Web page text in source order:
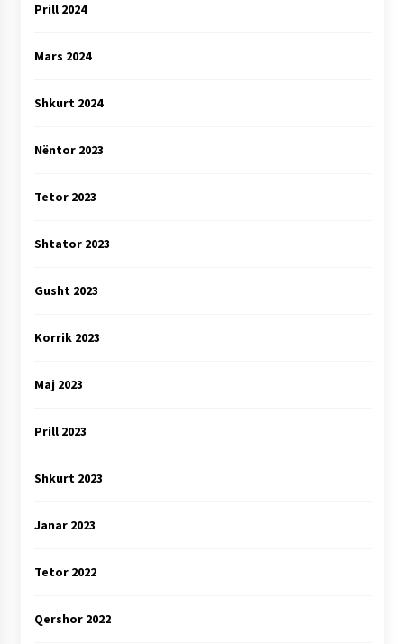
Prill 2024
Mars 2024
Shkurt 2024
Nëntor 2023
Tetor 2023
Shtator 2023
Gusht 2023
Korrik 2023
Maj 2023
Prill 2023
Shkurt 2023
Janar 2023
Tetor 2022
Qershor 2022